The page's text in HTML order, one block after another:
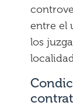
entre el
los